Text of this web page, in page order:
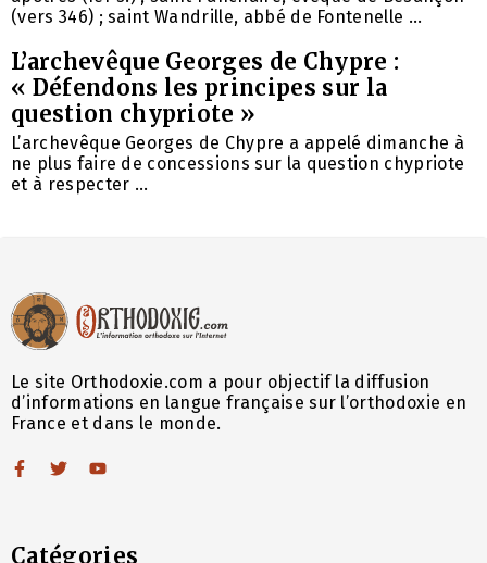
(vers 346) ; saint Wandrille, abbé de Fontenelle ...
L’archevêque Georges de Chypre :
« Défendons les principes sur la
question chypriote »
L’archevêque Georges de Chypre a appelé dimanche à
ne plus faire de concessions sur la question chypriote
et à respecter ...
Le site Orthodoxie.com a pour objectif la diffusion
d’informations en langue française sur l’orthodoxie en
France et dans le monde.
Catégories